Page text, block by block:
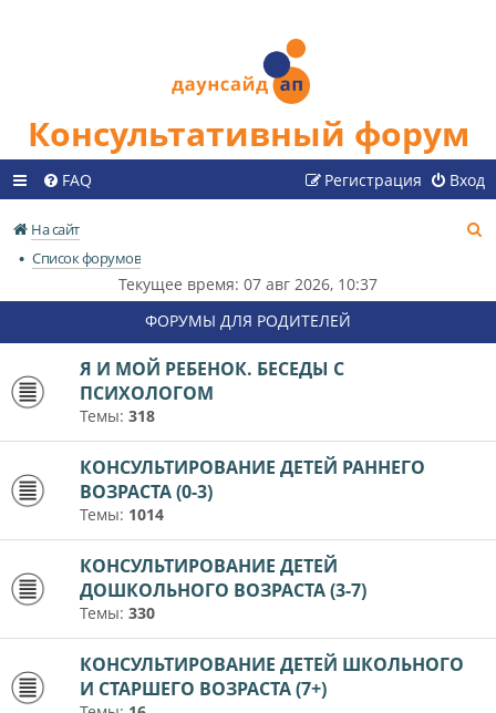
Консультативный форум
FAQ Вход
Регистрация
На сайт
Список форумов
к
Текущее время: 07 авг 2026, 10:37
ФОРУМЫ ДЛЯ РОДИТЕЛЕЙ
Я И МОЙ РЕБЕНОК. БЕСЕДЫ С
ПСИХОЛОГОМ
Темы: 318
КОНСУЛЬТИРОВАНИЕ ДЕТЕЙ РАННЕГО
ВОЗРАСТА (0-3)
Темы: 1014
КОНСУЛЬТИРОВАНИЕ ДЕТЕЙ
ДОШКОЛЬНОГО ВОЗРАСТА (3-7)
Темы: 330
КОНСУЛЬТИРОВАНИЕ ДЕТЕЙ ШКОЛЬНОГО
И СТАРШЕГО ВОЗРАСТА (7+)